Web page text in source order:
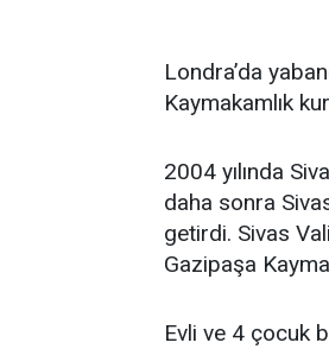
Londra’da
Kaymakamlık
2004 yılında
daha sonra
getirdi. Sivas
Gazipaşa
Evli ve 4 çocuk